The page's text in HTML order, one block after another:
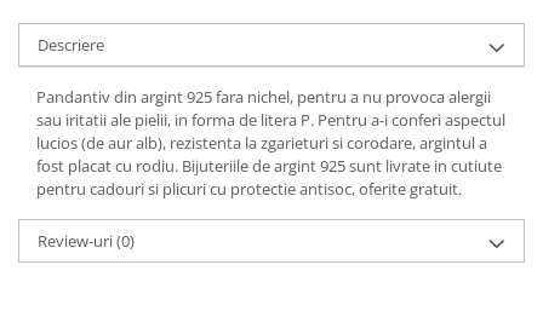
Descriere
Pandantiv din argint 925 fara nichel, pentru a nu provoca alergii
sau iritatii ale pielii, in forma de litera P. Pentru a-i conferi aspectul
lucios (de aur alb), rezistenta la zgarieturi si corodare, argintul a
fost placat cu rodiu. Bijuteriile de argint 925 sunt livrate in cutiute
pentru cadouri si plicuri cu protectie antisoc, oferite gratuit.
Review-uri(0)